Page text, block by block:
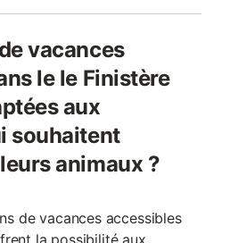
vacances
le le Finistère
aux
souhaitent
animaux ?
de vacances accessibles
la possibilité aux